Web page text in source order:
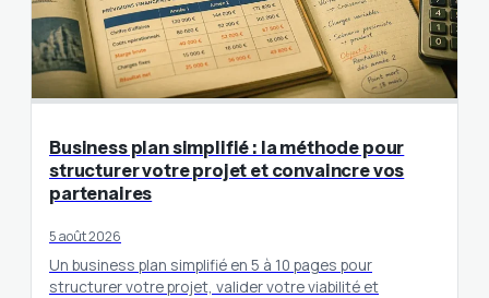
Business plan simplifié : la méthode pour
structurer votre projet et convaincre vos
partenaires
5 août 2026
Un business plan simplifié en 5 à 10 pages pour
structurer votre projet, valider votre viabilité et